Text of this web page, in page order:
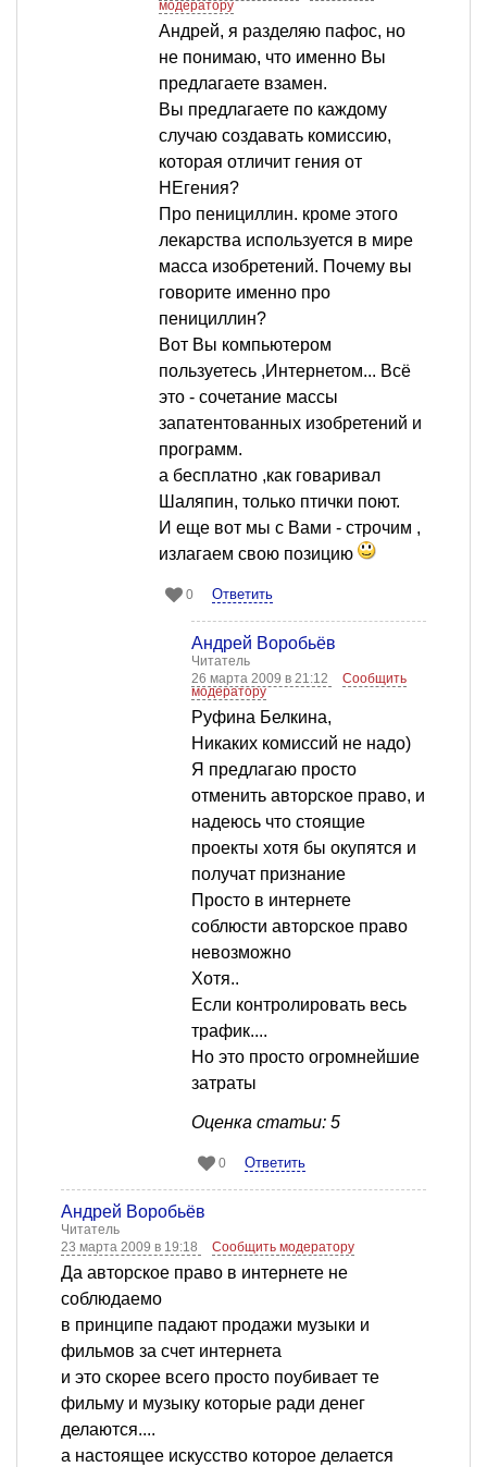
модератору
Андрей, я разделяю пафос, но
не понимаю, что именно Вы
предлагаете взамен.
Вы предлагаете по каждому
случаю создавать комиссию,
которая отличит гения от
НЕгения?
Про пенициллин. кроме этого
лекарства используется в мире
масса изобретений. Почему вы
говорите именно про
пенициллин?
Вот Вы компьютером
пользуетесь ,Интернетом... Всё
это - сочетание массы
запатентованных изобретений и
программ.
а бесплатно ,как говаривал
Шаляпин, только птички поют.
И еще вот мы с Вами - строчим ,
излагаем свою позицию
0 Ответить
Андрей Воробьёв
Читатель
26 марта 2009 в 21:12
Сообщить
модератору
Руфина Белкина,
Никаких комиссий не надо)
Я предлагаю просто
отменить авторское право, и
надеюсь что стоящие
проекты хотя бы окупятся и
получат признание
Просто в интернете
соблюсти авторское право
невозможно
Хотя..
Если контролировать весь
трафик....
Но это просто огромнейшие
затраты
Оценка статьи: 5
0 Ответить
Андрей Воробьёв
Читатель
23 марта 2009 в 19:18
Сообщить модератору
Да авторское право в интернете не
соблюдаемо
в принципе падают продажи музыки и
фильмов за счет интернета
и это скорее всего просто поубивает те
фильму и музыку которые ради денег
делаются....
а настоящее искусство которое делается